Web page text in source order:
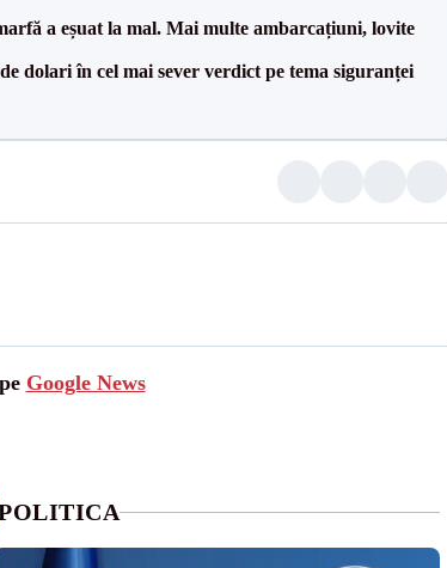
a eșuat la mal. Mai multe ambarcațiuni, lovite
dolari în cel mai sever verdict pe tema siguranței
Google News